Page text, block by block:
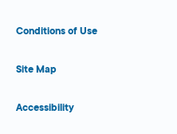
Conditions of Use
Site Map
Accessibility